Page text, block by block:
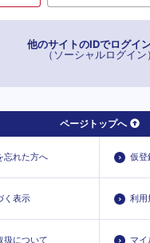
他のサイトのIDでログイ
（ソーシャルログイン
ページトップへ
忘れた方へ 仮登
く表示 利用
扱について マ